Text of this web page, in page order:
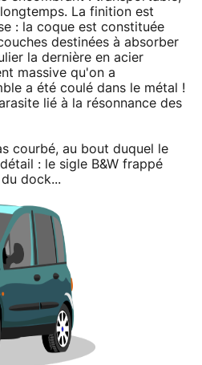
La finition est
: la coque est constituée
destinées à absorber
la dernière en acier
massive qu'on a
a été coulé dans le métal !
lié à la résonnance des
courbé, au bout duquel le
: le sigle B&W frappé
dock...